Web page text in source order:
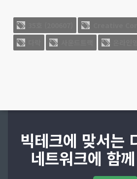
빅테크에 맞서는
네트워크에 함